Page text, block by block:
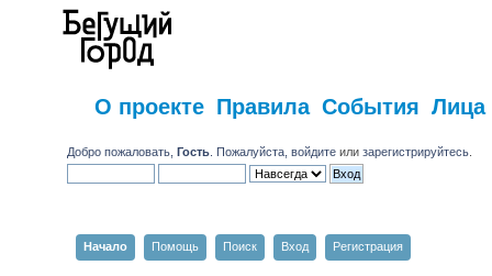
О проекте Правила События Лица
Добро пожаловать,Гость . Пожалуйста,войдите илизарегистрируйтесь
Начало Помощь Поиск Вход Регистрация